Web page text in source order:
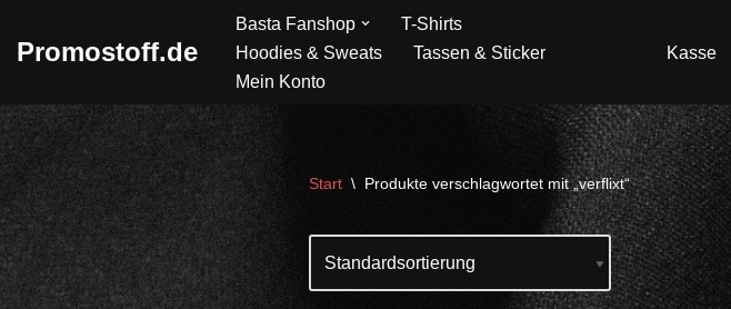
Zum
springen
Promostoff.de
Basta Fanshop
T-Shirts
Hoodies & Sweats
Tassen & Sticker
Mein Konto
Kasse
Start \ Produkte verschlagwortet mit „verflixt“